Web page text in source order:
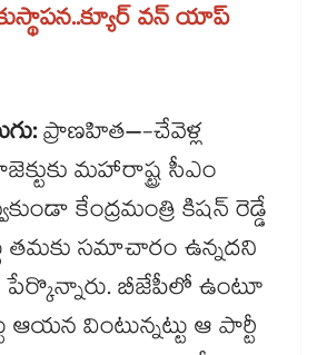
వన్ ​యాప్​
ప్రాణహిత–-చేవెళ్ల
మహారాష్ట్ర సీఎం
కేంద్రమంత్రి కిషన్ రెడ్డే
తమకు సమాచారం ఉన్నదని
పేర్కొన్నారు. బీజేపీలో ఉంటూ
ఆయన వింటున్నట్టు ఆ పార్టీ